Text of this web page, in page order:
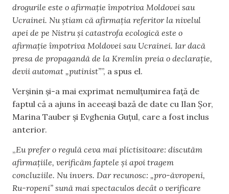
drogurile este o afirmație împotriva Moldovei sau
Ucrainei. Nu știam că afirmația referitor la nivelul
apei de pe Nistru și catastrofa ecologică este o
afirmație împotriva Moldovei sau Ucrainei. Iar dacă
presa de propagandă de la Kremlin preia o declarație,
devii automat „putinist””, a spus el.
Verșinin și-a mai exprimat nemulțumirea față de
faptul că a ajuns în aceeași bază de date cu Ilan Șor,
Marina Tauber și Evghenia Guțul, care a fost inclus
anterior.
„Eu prefer o regulă ceva mai plictisitoare: discutăm
afirmațiile, verificăm faptele și apoi tragem
concluziile. Nu invers. Dar recunosc: „pro-ăvropeni,
Ru-ropeni” sună mai spectaculos decât o verificare